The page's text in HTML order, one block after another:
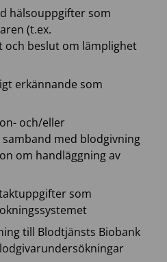
hälsouppgifter som
(t.ex.
beslut om lämplighet
erkännande som
och/eller
med blodgivning
om handläggning av
som
till Blodtjänsts Biobank